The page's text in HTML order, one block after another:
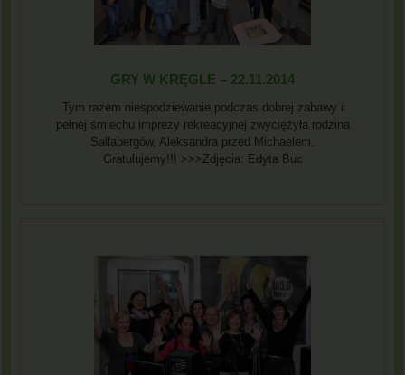
GRY W KRĘGLE – 22.11.2014
Tym razem niespodziewanie podczas dobrej zabawy i
pełnej śmiechu imprezy rekreacyjnej zwyciężyła rodzina
Sallabergów, Aleksandra przed Michaelem.
Gratulujemy!!! >>>Zdjęcia: Edyta Buc